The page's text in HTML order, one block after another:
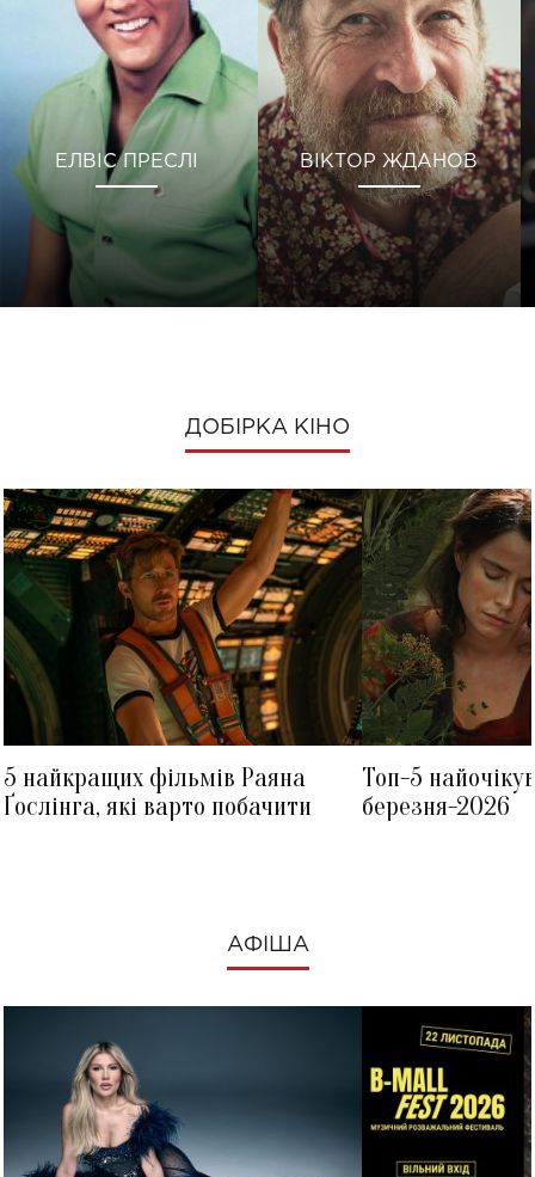
ЕЛВІС ПРЕСЛІ ВІКТОР ЖДАНОВ
ДОБІРКА КІНО
5 найкращих фільмів Раяна
Ґослінга, які варто побачити
Топ-5
березня-2026
АФІША